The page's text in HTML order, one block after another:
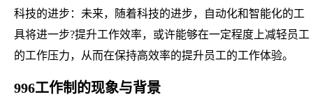
科技的进步：未来，随着科技的进步，自动化和智能化的工
具将进一步?提升工作效率，或许能够在一定程度上减轻员工
的工作压力，从而在保持高效率的提升员工的工作体验。
996工作制的现象与背景